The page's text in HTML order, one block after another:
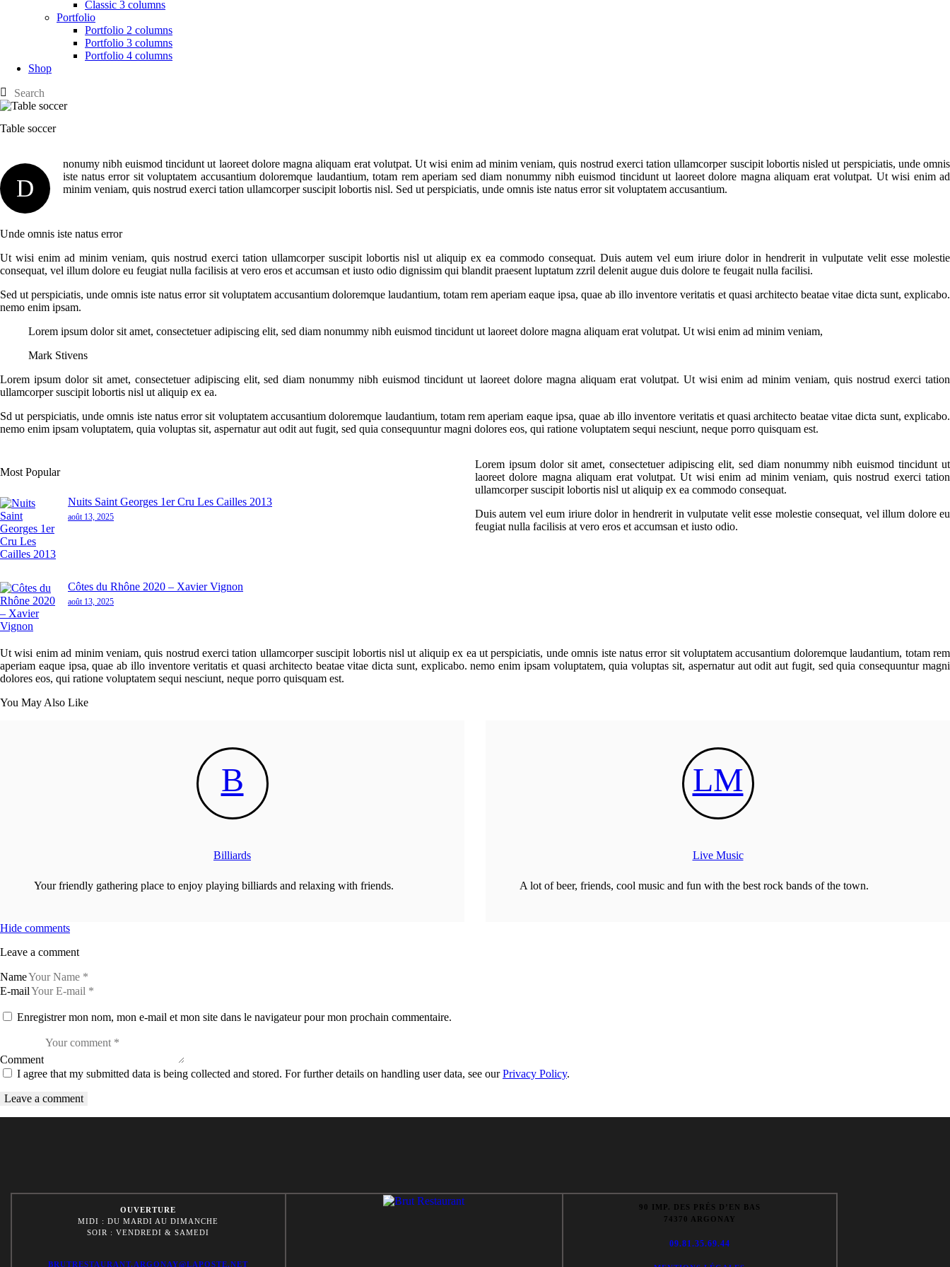
Classic 3 columns
Portfolio
Portfolio 2 columns
Portfolio 3 columns
Portfolio 4 columns
Shop
Table soccer
D
nonumy nibh euismod tincidunt ut laoreet dolore magna aliquam erat volutpat. Ut wisi enim ad minim veniam, quis nostrud exerci tation ullamcorper suscipit lobortis nisled ut perspiciatis, unde omnis
iste natus error sit voluptatem accusantium doloremque laudantium, totam rem aperiam sed diam nonummy nibh euismod tincidunt ut laoreet dolore magna aliquam erat volutpat. Ut wisi enim ad
minim veniam, quis nostrud exerci tation ullamcorper suscipit lobortis nisl. Sed ut perspiciatis, unde omnis iste natus error sit voluptatem accusantium.
Unde omnis iste natus error
Ut wisi enim ad minim veniam, quis nostrud exerci tation ullamcorper suscipit lobortis nisl ut aliquip ex ea commodo consequat. Duis autem vel eum iriure dolor in hendrerit in vulputate velit esse molestie
consequat, vel illum dolore eu feugiat nulla facilisis at vero eros et accumsan et iusto odio dignissim qui blandit praesent luptatum zzril delenit augue duis dolore te feugait nulla facilisi.
Sed ut perspiciatis, unde omnis iste natus error sit voluptatem accusantium doloremque laudantium, totam rem aperiam eaque ipsa, quae ab illo inventore veritatis et quasi architecto beatae vitae dicta sunt, explicabo.
nemo enim ipsam.
Lorem ipsum dolor sit amet, consectetuer adipiscing elit, sed diam nonummy nibh euismod tincidunt ut laoreet dolore magna aliquam erat volutpat. Ut wisi enim ad minim veniam,
Mark Stivens
Lorem ipsum dolor sit amet, consectetuer adipiscing elit, sed diam nonummy nibh euismod tincidunt ut laoreet dolore magna aliquam erat volutpat. Ut wisi enim ad minim veniam, quis nostrud exerci tation
ullamcorper suscipit lobortis nisl ut aliquip ex ea.
Sd ut perspiciatis, unde omnis iste natus error sit voluptatem accusantium doloremque laudantium, totam rem aperiam eaque ipsa, quae ab illo inventore veritatis et quasi architecto beatae vitae dicta sunt, explicabo.
nemo enim ipsam voluptatem, quia voluptas sit, aspernatur aut odit aut fugit, sed quia consequuntur magni dolores eos, qui ratione voluptatem sequi nesciunt, neque porro quisquam est.
Most Popular
Nuits Saint Georges 1er Cru Les Cailles 2013
août 13, 2025
Côtes du Rhône 2020 – Xavier Vignon
août 13, 2025
Lorem ipsum dolor sit amet, consectetuer adipiscing elit, sed diam nonummy nibh euismod tincidunt ut
laoreet dolore magna aliquam erat volutpat. Ut wisi enim ad minim veniam, quis nostrud exerci tation
ullamcorper suscipit lobortis nisl ut aliquip ex ea commodo consequat.
Duis autem vel eum iriure dolor in hendrerit in vulputate velit esse molestie consequat, vel illum dolore eu
feugiat nulla facilisis at vero eros et accumsan et iusto odio.
Ut wisi enim ad minim veniam, quis nostrud exerci tation ullamcorper suscipit lobortis nisl ut aliquip ex ea ut perspiciatis, unde omnis iste natus error sit voluptatem accusantium doloremque laudantium, totam rem
aperiam eaque ipsa, quae ab illo inventore veritatis et quasi architecto beatae vitae dicta sunt, explicabo. nemo enim ipsam voluptatem, quia voluptas sit, aspernatur aut odit aut fugit, sed quia consequuntur magni
dolores eos, qui ratione voluptatem sequi nesciunt, neque porro quisquam est.
You May Also Like
B
Billiards
Your friendly gathering place to enjoy playing billiards and relaxing with friends.
LM
Live Music
A lot of beer, friends, cool music and fun with the best rock bands of the town.
Hide comments
Leave a comment
Name
E-mail
Enregistrer mon nom, mon e-mail et mon site dans le navigateur pour mon prochain commentaire.
Comment
I agree that my submitted data is being collected and stored. For further details on handling user data, see ourPrivacy Policy.
OUVERTURE
MIDI : DU MARDI AU DIMANCHE
SOIR : VENDREDI & SAMEDI
BRUTRESTAURANT.ARGONAY@LAPOSTE.NET
90 IMP. DES PRÉS D’EN BAS
74370 ARGONAY
09.81.35.69.44